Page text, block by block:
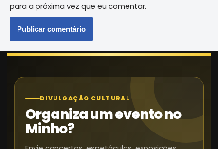
para a próxima vez que eu comentar.
DIVULGAÇÃO CULTURAL
Organiza um evento no
Minho?